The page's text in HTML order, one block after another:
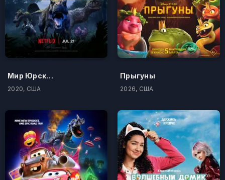
Мир Юрского периода: Лагерь Мелового периода
2020, США
Прыгуны
2026, США